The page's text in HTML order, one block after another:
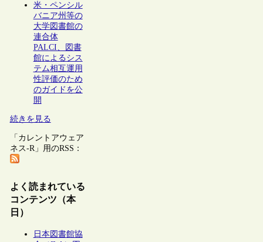
米・ペンシル
バニア州等の
大学図書館の
連合体
PALCI、図書
館によるシス
テム相互運用
性評価のため
のガイドを公
開
続きを見る
「カレントアウェア
ネス-R」用のRSS：
よく読まれている
コンテンツ（本
日）
日本図書館協